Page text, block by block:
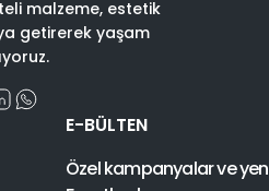
malzeme, estetik
getirerek yaşam
E-BÜLTEN
Özel kampanyalar ve